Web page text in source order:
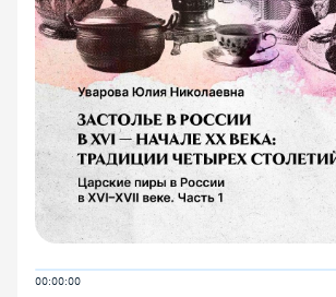
00:00:00